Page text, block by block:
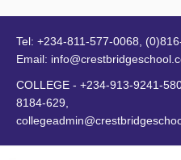
Tel: +234-811-577-0068
Email:
COLLEGE - +234-913-9241-
8184-629